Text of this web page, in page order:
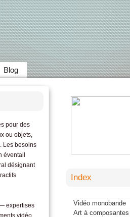
Blog
pour des
ou objets,
Les besoins
éventail
désignant
expertises
vidéo
Index
Vidéo monobande
Art à